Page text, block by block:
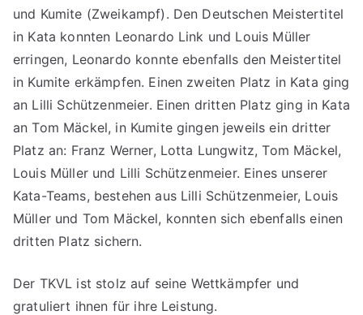
und Kumite (Zweikampf). Den Deutschen Meistertitel
in Kata konnten Leonardo Link und Louis Müller
erringen, Leonardo konnte ebenfalls den Meistertitel
in Kumite erkämpfen. Einen zweiten Platz in Kata ging
an Lilli Schützenmeier. Einen dritten Platz ging in Kata
an Tom Mäckel, in Kumite gingen jeweils ein dritter
Platz an: Franz Werner, Lotta Lungwitz, Tom Mäckel,
Louis Müller und Lilli Schützenmeier. Eines unserer
Kata-Teams, bestehen aus Lilli Schützenmeier, Louis
Müller und Tom Mäckel, konnten sich ebenfalls einen
dritten Platz sichern.
Der TKVL ist stolz auf seine Wettkämpfer und
gratuliert ihnen für ihre Leistung.